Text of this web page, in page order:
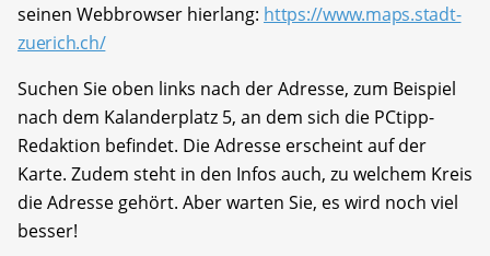
seinen Webbrowser hierlang: https://www.maps.stadt-
zuerich.ch/
Suchen Sie oben links nach der Adresse, zum Beispiel
nach dem Kalanderplatz 5, an dem sich die PCtipp-
Redaktion befindet. Die Adresse erscheint auf der
Karte. Zudem steht in den Infos auch, zu welchem Kreis
die Adresse gehört. Aber warten Sie, es wird noch viel
besser!